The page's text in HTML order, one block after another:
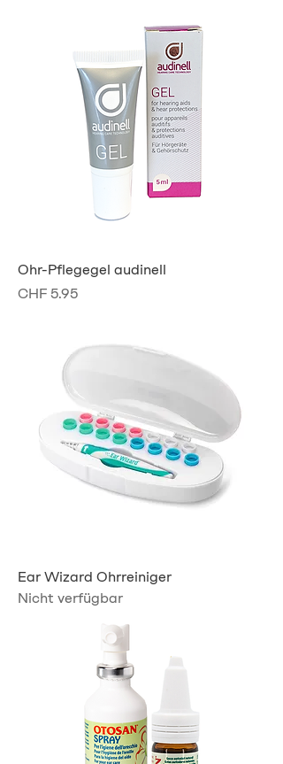
Ohr-Pflegegel audinell
Preis
CHF 5.95
Ear Wizard Ohrreiniger
Nicht verfügbar